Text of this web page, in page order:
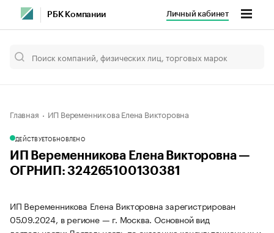
РБК Компании Личный кабинет
Главная ИП Веременникова Елена Викторовна
ДЕЙСТВУЕТОБНОВЛЕНО
ИП Веременникова Елена Викторовна —
ОГРНИП: 324265100130381
ИП Веременникова Елена Викторовна зарегистрирован
05.09.2024, в регионе — г. Москва. Основной вид